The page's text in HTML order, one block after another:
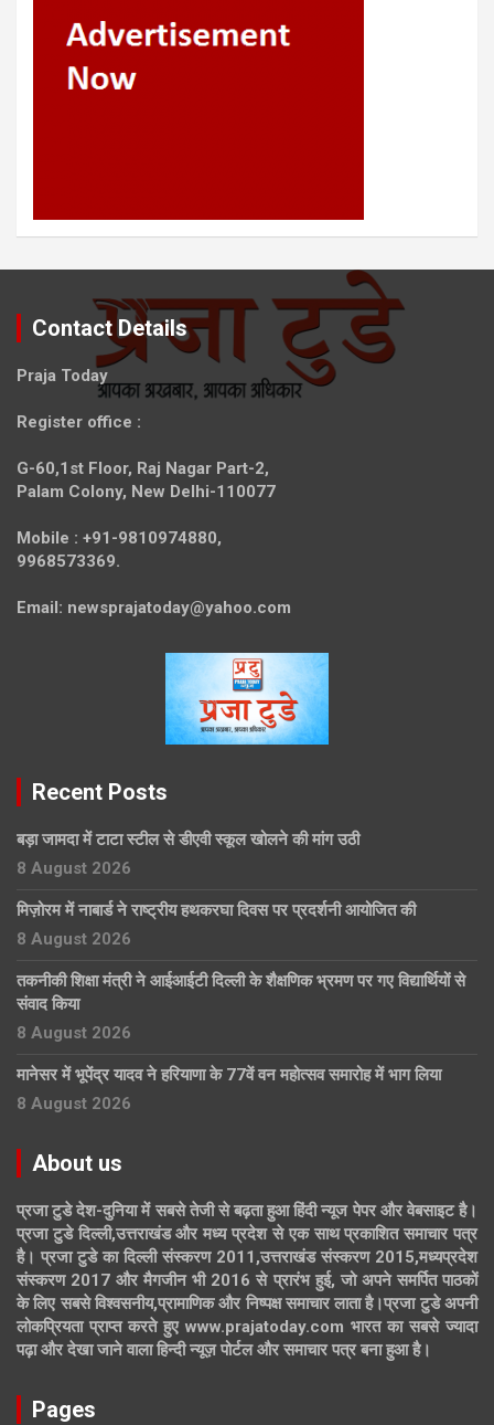
Contact Details
Praja Today
Register office :
G-60,1st Floor, Raj Nagar Part-2,
Palam Colony, New Delhi-110077
Mobile : +91-9810974880,
9968573369.
Email: newsprajatoday@yahoo.com
Recent Posts
बड़ा जामदा में टाटा स्टील से डीएवी स्कूल खोलने की मांग उठी
8 August 2026
मिज़ोरम में नाबार्ड ने राष्ट्रीय हथकरघा दिवस पर प्रदर्शनी आयोजित की
8 August 2026
तकनीकी शिक्षा मंत्री ने आईआईटी दिल्ली के शैक्षणिक भ्रमण पर गए विद्यार्थियों से
संवाद किया
8 August 2026
मानेसर में भूपेंद्र यादव ने हरियाणा के 77वें वन महोत्सव समारोह में भाग लिया
8 August 2026
About us
प्रजा टुडे देश-दुनिया में सबसे तेजी से बढ़ता हुआ हिंदी न्यूज पेपर और वेबसाइट है।
प्रजा टुडे दिल्ली,उत्तराखंड और मध्य प्रदेश से एक साथ प्रकाशित समाचार पत्र
है। प्रजा टुडे का दिल्ली संस्करण 2011,उत्तराखंड संस्करण 2015,मध्यप्रदेश
संस्करण 2017 और मैगजीन भी 2016 से प्रारंभ हुई, जो अपने समर्पित पाठकों
के लिए सबसे विश्वसनीय,प्रामाणिक और निष्पक्ष समाचार लाता है।प्रजा टुडे अपनी
लोकप्रियता प्राप्त करते हुए www.prajatoday.com भारत का सबसे ज्यादा
पढ़ा और देखा जाने वाला हिन्दी न्यूज़ पोर्टल और समाचार पत्र बना हुआ है।
Pages